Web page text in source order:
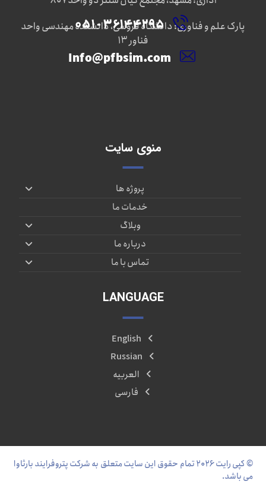
پارک علم و فناوری: دانشگاه فروسی، دانشکده مهندسی واحد
فناور ۱۳
۳۶۱۴۴۲۹۵ - ۰۵۱
Info@pfbsim.com
منوی سایت
پروژه ها
خدمات ما
وبلاگ
درباره ما
تماس با ما
LANGUAGE
English
Russian
العربیه
فارسی
© کپی رایت ۲۰۲۶ تمام حقوق این سایت متعلق به شرکت پتروفرایند بارثاوا
می باشد.